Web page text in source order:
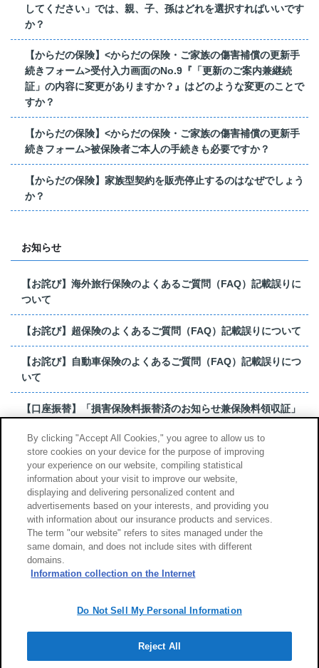
してください」では、親、子、孫はどれを選択すればいいです
か？
【からだの保険】<からだの保険・ご家族の傷害補償の更新手
続きフォーム>受付入力画面のNo.9『「更新のご案内兼継続
証」の内容に変更がありますか？』はどのような変更のことで
すか？
【からだの保険】<からだの保険・ご家族の傷害補償の更新手
続きフォーム>被保険者ご本人の手続きも必要ですか？
【からだの保険】家族型契約を販売停止するのはなぜでしょう
か？
お知らせ
【お詫び】海外旅行保険のよくあるご質問（FAQ）記載誤りに
ついて
【お詫び】超保険のよくあるご質問（FAQ）記載誤りについて
【お詫び】自動車保険のよくあるご質問（FAQ）記載誤りにつ
いて
【口座振替】「損害保険料振替済のお知らせ兼保険料領収証」
【お詫び】超保険のよくあるご質問（FAQ）記載誤りについて
もっと見る
サイトのご利用について
勧誘方針
Copyright (c) Tokio Marine & Nichido Fire Insurance Co., Ltd.
By clicking "Accept All Cookies," you agree to allow us to
store cookies on your device for the purpose of improving
your experience on our website, compiling statistical
information about your visit to improve our website,
displaying and delivering personalized content and
advertisements based on your interests, and providing you
with information about our insurance products and services.
The term "our website" refers to sites managed under the
same domain, and does not include sites with different
domains.
Information collection on the Internet
Do Not Sell My Personal Information
Reject All